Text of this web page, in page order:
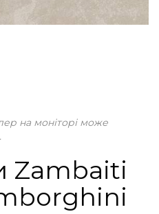
на моніторі може
Zambaiti